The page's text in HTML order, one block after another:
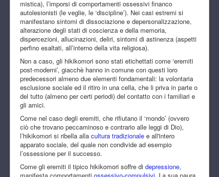
mistica), l’imporsi di comportamenti ossessivi financo
autolesionisti (le veglie, le ‘discipline’). Nei casi estremi si
manifestano sintomi di dissociazione e depersonalizzazione,
alterazione degli stati di coscienza e della memoria,
dispercezioni, allucinazioni, deliri, sintomi di astinenza (aspetti
perfino esaltati, all’interno della vita religiosa).
Non a caso, gli hikikomori sono stati etichettati come ‘eremiti
post-moderni’, giacchè hanno in comune con questi loro
predecessori almeno due elementi fondamentali: la volontaria
esclusione sociale ed il ritiro in una cella, che li priva in parte o
del tutto (almeno per certi periodi) del contatto con i familiari e
gli amici.
Come nel caso degli eremiti, che rifiutano il ‘mondo’ (ovvero
ciò che trovano peccaminoso e contrario alle leggi di Dio),
l’hikikomori si ribella alla cultura tradizionale e all'intero
apparato sociale, del quale non condivide ad esempio
l’ossessione per il successo.
Come gli eremiti il tipico hikikomori soffre di depressione,
manifesta comportamenti ossessivo-compulsivi. La sua paura